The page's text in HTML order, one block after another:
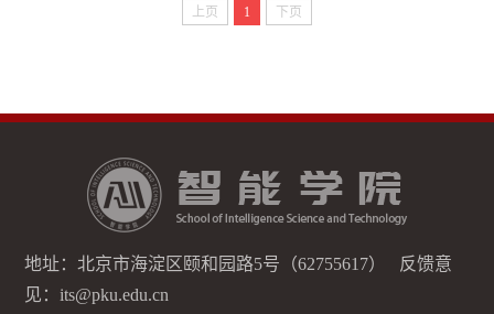
上页 1 下页
地址：北京市海淀区颐和园路5号（62755617） 反馈意
见：its@pku.edu.cn